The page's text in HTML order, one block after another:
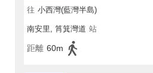
往 小西灣(藍灣半島)
南安里, 筲箕灣道 站
距離 60m